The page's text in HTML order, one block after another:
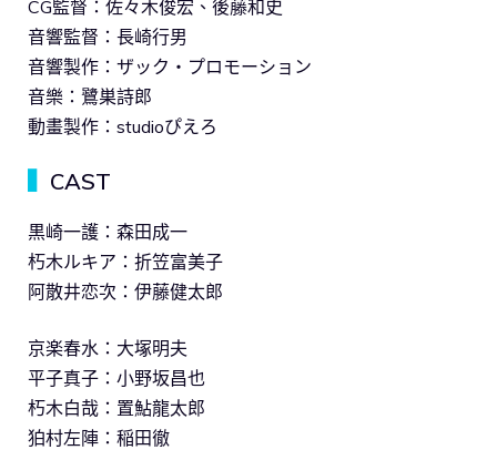
CG監督：佐々木俊宏、後藤和史
音響監督：長崎行男
音響製作：ザック・プロモーション
音樂：鷺巣詩郎
動畫製作：studioぴえろ
CAST
黒崎一護：森田成一
朽木ルキア：折笠富美子
阿散井恋次：伊藤健太郎
京楽春水：大塚明夫
平子真子：小野坂昌也
朽木白哉：置鮎龍太郎
狛村左陣：稲田徹